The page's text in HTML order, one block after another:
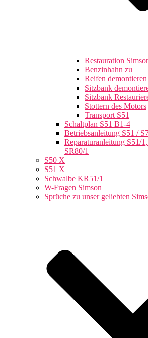
Restauration
Benzinhahn zu
Reifen demontieren
Sitzbank
Sitzbank
Stottern des Motors
Transport S51
Schaltplan S51 B1-4
Betriebsanleitung S51 /
Reparaturanleitung S51/
SR80/1
S50 X
S51 X
Schwalbe KR51/1
W-Fragen Simson
Sprüche zu unser geliebten